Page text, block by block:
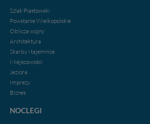
Szlak Piastowski
Powstanie Wielkopolskie
Oblicza wojny
Architektura
Skarby i tajemnice
Miejscowości
Jeziora
Imprezy
Biznes
NOCLEGI
Twoich danych innym podmiotom oraz
trzecim. Wyjątkiem jest sytuacja, gdy
Twoich danych jest elementem usługi
danych z formularza kontaktowego,
w przypadku rezerwacji usług typu:
itp). Więcej informacji o zasadach i
serwisu w
Piastowskim 10B/10. Możesz z nami